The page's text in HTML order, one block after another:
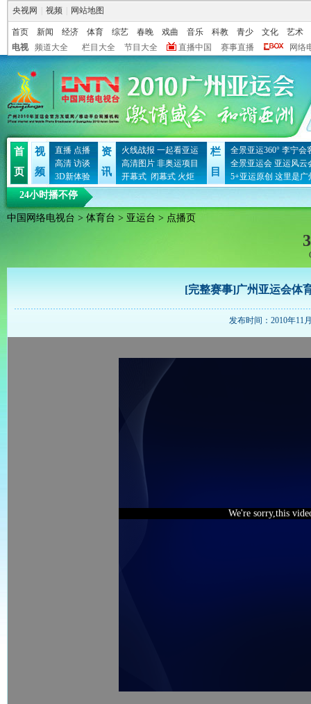
央视网 视频 网站地图
首页 新闻 经济 体育 综艺 春晚 戏曲 音乐 科教 青少 文化
艺术
电视
频道大全 栏目大全 节目大全 直播中国 赛事直播 网络
首
页
视
频
直播 点播
高清 访谈
3D新体验
资
讯
火线战报 一起看亚运
高清图片 非奥运项目
开幕式 闭幕式 火炬
栏
目
全景亚运360° 李宁会
全景亚运会 亚运风云
5+亚运原创 这里是广
24小时播不停
中国网络电视台 > 体育台 > 亚运台 > 点播页
[完整赛事]广州亚运会体
发布时间：2010年11
We're sorry,this